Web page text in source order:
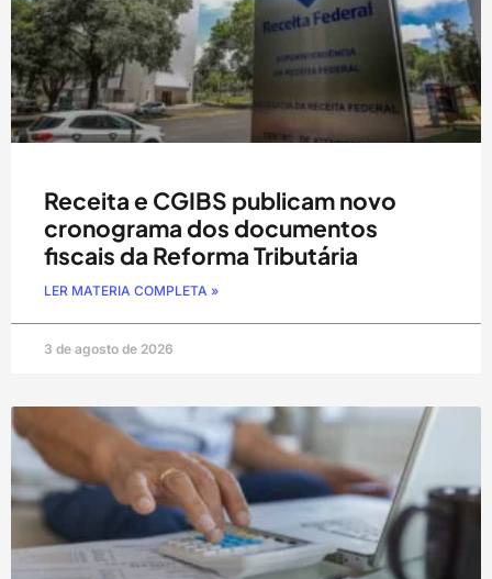
Receita e CGIBS publicam novo
cronograma dos documentos
fiscais da Reforma Tributária
LER MATERIA COMPLETA »
3 de agosto de 2026